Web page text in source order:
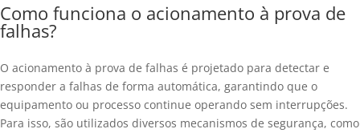
Como funciona o acionamento à prova de
falhas?
O acionamento à prova de falhas é projetado para detectar e
responder a falhas de forma automática, garantindo que o
equipamento ou processo continue operando sem interrupções.
Para isso, são utilizados diversos mecanismos de segurança, como